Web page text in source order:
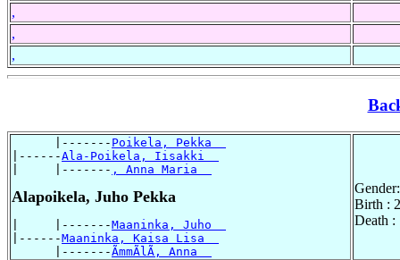
,
,
,
      |-------
Poikela, Pekka
|------Ala-Poikela, Iisakki
|     |------- , Anna Maria
Alapoikela, Juho Pekka
|     |-------Maaninka, Juho
|------Maaninka, Kaisa Lisa
      |-------
ÃmmÃlÃ, Anna
Birth :
Death :